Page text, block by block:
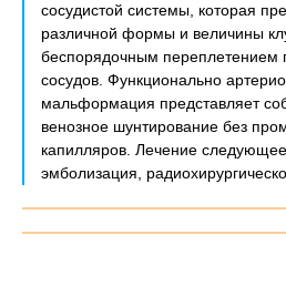
сосудистой системы, которая
различной формы и величины
беспорядочным переплетением
сосудов. Функционально
мальформация представляет
венозное шунтирование без
капилляров. Лечение следующее
эмболизация,